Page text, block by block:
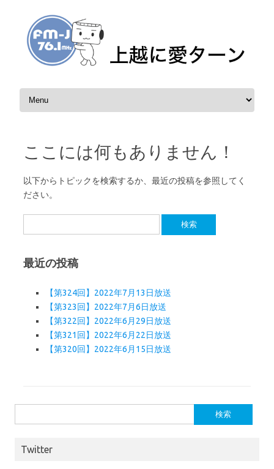
コンテンツへスキップ
ここには何もありません！
以下からトピックを検索するか、最近の投稿を参照してく
ださい。
最近の投稿
【第324回】2022年7月13日放送
【第323回】2022年7月6日放送
【第322回】2022年6月29日放送
【第321回】2022年6月22日放送
【第320回】2022年6月15日放送
Twitter